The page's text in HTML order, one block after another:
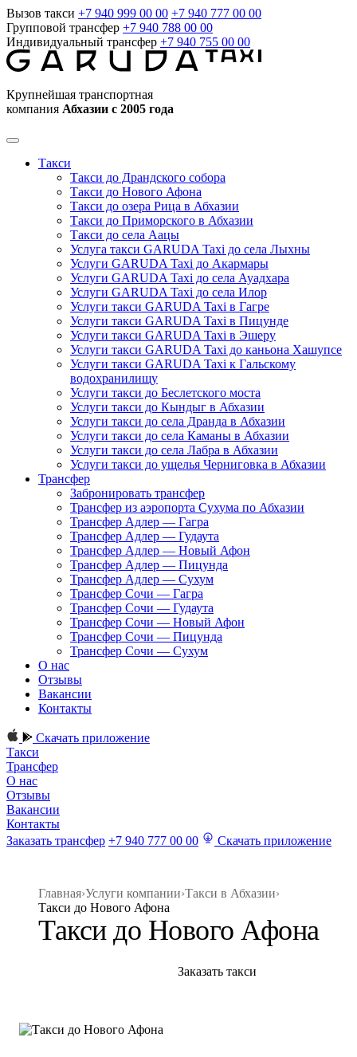
Вызов такси +7 940 999 00 00 +7 940 777 00 00
Групповой трансфер +7 940 788 00 00
Индивидуальный трансфер +7 940 755 00 00
Крупнейшая транспортная
компания Абхазии с 2005 года
Такси
Такси до Драндского собора
Такси до Нового Афона
Такси до озера Рица в Абхазии
Такси до Приморского в Абхазии
Такси до села Аацы
Услуга такси GARUDA Taxi до села Лыхны
Услуги GARUDA Taxi до Акармары
Услуги GARUDA Taxi до села Ауадхара
Услуги GARUDA Taxi до села Илор
Услуги такси GARUDA Taxi в Гагре
Услуги такси GARUDA Taxi в Пицунде
Услуги такси GARUDA Taxi в Эшеру
Услуги такси GARUDA Taxi до каньона Хашупсе
Услуги такси GARUDA Taxi к Гальскому
водохранилищу
Услуги такси до Беслетского моста
Услуги такси до Кындыг в Абхазии
Услуги такси до села Дранда в Абхазии
Услуги такси до села Каманы в Абхазии
Услуги такси до села Лабра в Абхазии
Услуги такси до ущелья Черниговка в Абхазии
Трансфер
Забронировать трансфер
Трансфер из аэропорта Сухума по Абхазии
Трансфер Адлер — Гагра
Трансфер Адлер — Гудаута
Трансфер Адлер — Новый Афон
Трансфер Адлер — Пицунда
Трансфер Адлер — Сухум
Трансфер Сочи — Гагра
Трансфер Сочи — Гудаута
Трансфер Сочи — Новый Афон
Трансфер Сочи — Пицунда
Трансфер Сочи — Сухум
О нас
Отзывы
Вакансии
Контакты
Скачать приложение
Такси
Трансфер
О нас
Отзывы
Вакансии
Контакты
Заказать трансфер +7 940 777 00 00 Скачать приложение
Главная›Услуги компании›Такси в Абхазии›
Такси до Нового Афона
Такси до Нового Афона
Заказать такси